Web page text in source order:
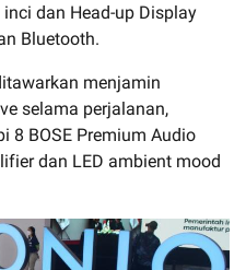
dan Head-up Display
Bluetooth.
menjamin
selama perjalanan,
8 BOSE Premium Audio
dan LED ambient mood